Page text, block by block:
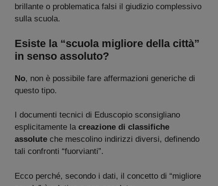
brillante o problematica falsi il giudizio complessivo
sulla scuola.
Esiste la “scuola migliore della città”
in senso assoluto?
No, non è possibile fare affermazioni generiche di
questo tipo.
I documenti tecnici di Eduscopio sconsigliano
esplicitamente lacreazione di classifiche
assolute che mescolino indirizzi diversi, definendo
tali confronti “fuorvianti”.
Ecco perché, secondo i dati, il concetto di “migliore